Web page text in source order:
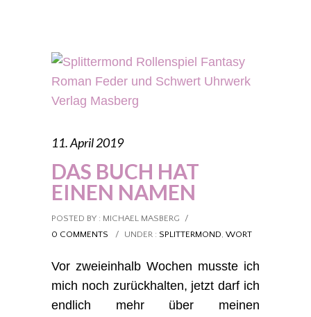
11. April 2019
DAS BUCH HAT
EINEN NAMEN
POSTED BY : MICHAEL MASBERG
/
0 COMMENTS
/ UNDER : SPLITTERMOND, WORT
Vor zweieinhalb Wochen musste ich
mich noch zurückhalten, jetzt darf ich
endlich mehr über meinen